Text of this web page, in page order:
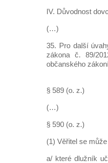
IV. Důvodnost
(…)
35. Pro další
zákona č. 89/
občanského
§ 589 (o. z.)
(…)
§ 590 (o. z.)
(1) Věřitel se
a/ které dlužník